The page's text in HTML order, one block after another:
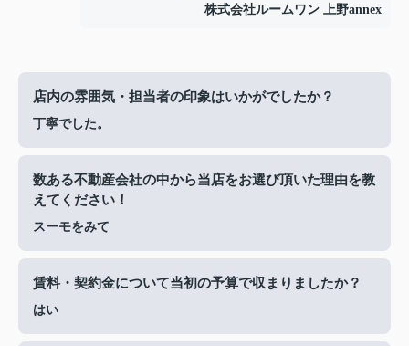
株式会社ルームワン 上野annex
店内の雰囲気・担当者の印象はいかがでしたか？
丁寧でした。
数ある不動産会社の中から当店をお選び頂いた理由を教
えてください！
スーモをみて
賃料・契約金について当初の予算で収まりましたか？
はい